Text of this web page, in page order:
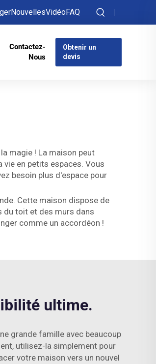
NouvellesVidéoFAQ
Contactez-
Nous
Obtenir un
devis
magie ! La maison peut
en petits espaces. Vous
besoin plus d'espace pour
Cette maison dispose de
du toit et des murs dans
comme un accordéon !
ultime.
grande famille avec beaucoup
utilisez-la simplement pour
votre maison vers un nouvel